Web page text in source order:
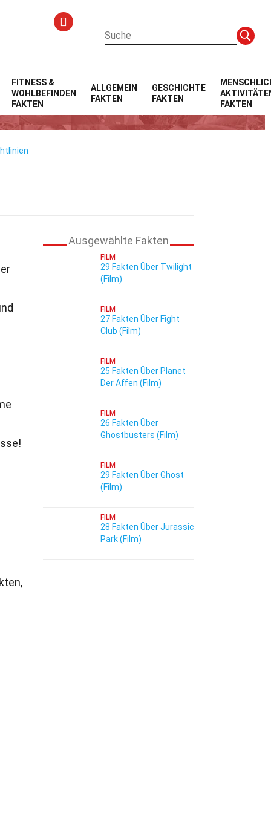
FITNESS &
WOHLBEFINDEN
FAKTEN
ALLGEMEIN
FAKTEN
GESCHICHTE
FAKTEN
FAKTEN
Ausgewählte Fakten
FILM
29 Fakten Über Twilight
(Film)
FILM
27 Fakten Über Fight
Club (Film)
FILM
25 Fakten Über Planet
Der Affen (Film)
FILM
26 Fakten Über
Ghostbusters (Film)
FILM
29 Fakten Über Ghost
(Film)
FILM
28 Fakten Über Jurassic
Park (Film)